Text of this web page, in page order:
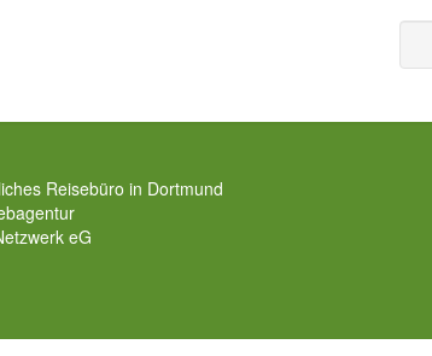
Reisebüro in Dortmund
eG